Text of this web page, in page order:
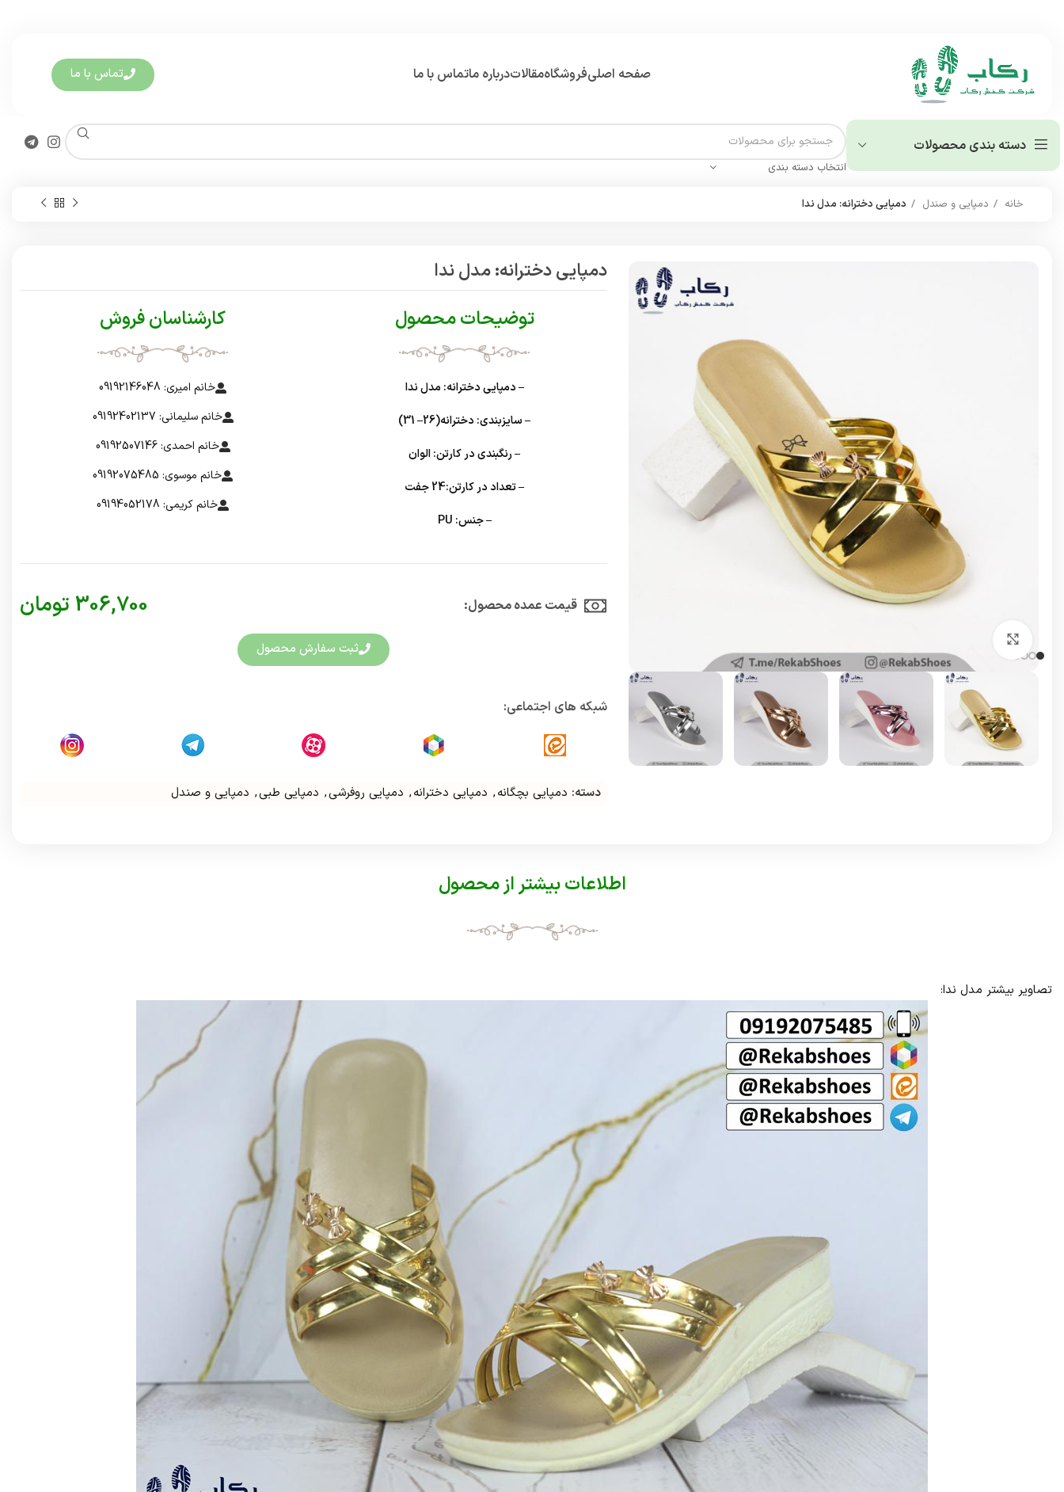
صفحه اصلیفروشگاهمقالاتدرباره ماتماس با ما تماس با ما
دسته بندی محصولات
انتخاب دسته بندی
خانه دمپایی و صندل دمپایی دخترانه: مدل ندا
دمپایی دخترانه: مدل ندا
توضیحات محصول
– دمپایی دخترانه: مدل ندا
– سایزبندی: دخترانه(26– 31)
– رنگبندی در کارتن: الوان
– تعداد در کارتن:24 جفت
– جنس: PU
کارشناسان فروش
خانم امیری: 09192146048
خانم سلیمانی: 09192402137
خانم احمدی: 09192507146
خانم موسوی: 09192075485
خانم کریمی: 09194052178
قیمت عمده محصول:​ 306,700 تومان
ثبت سفارش محصول
شبکه های اجتماعی:
دسته: دمپایی بچگانه, دمپایی دخترانه, دمپایی روفرشی, دمپایی طبی, دمپایی و صندل
اطلاعات بیشتر از محصول
تصاویر بیشتر مدل ندا: